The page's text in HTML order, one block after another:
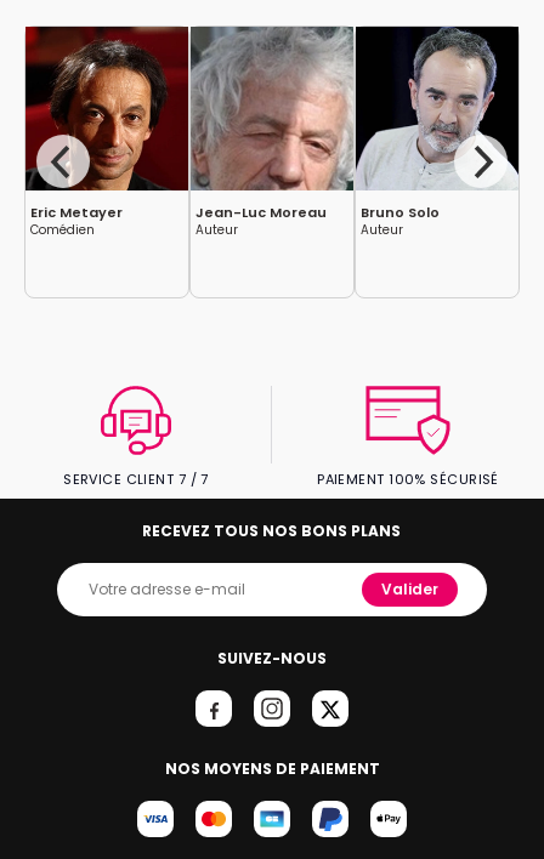
Eric Metayer
Comédien
Jean-Luc Moreau
Auteur
Bruno Solo
Auteur
SERVICE CLIENT 7 / 7 PAIEMENT 100% SÉCURISÉ
SUIVEZ-NOUS
NOS MOYENS DE PAIEMENT
RECEVEZ TOUS NOS BONS PLANS
Valider